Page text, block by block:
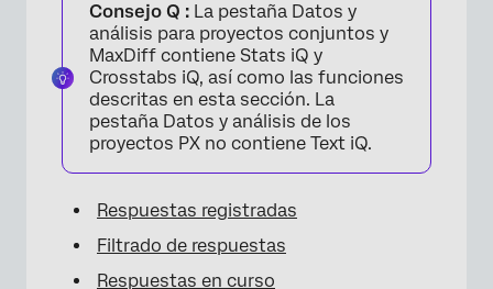
Consejo Q : La pestaña Datos y
análisis para proyectos conjuntos y
MaxDiff contiene Stats iQ y
Crosstabs iQ, así como las funciones
descritas en esta sección. La
pestaña Datos y análisis de los
proyectos PX no contiene Text iQ.
Respuestas registradas
Filtrado de respuestas
Respuestas en curso